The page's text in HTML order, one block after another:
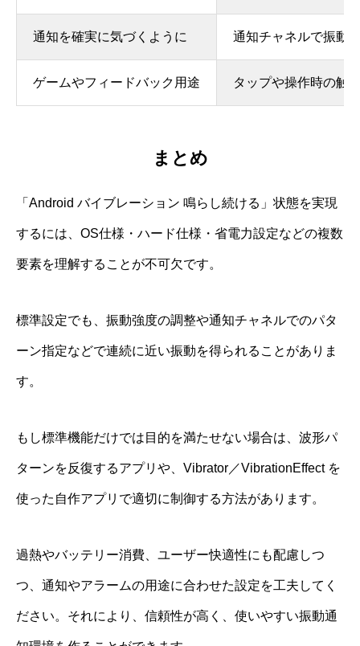
通知を確実に気づくように 通知チャネルで振動
ゲームやフィードバック用途 タップや操作時の触
まとめ
「Android バイブレーション 鳴らし続ける」状態を実現
するには、OS仕様・ハード仕様・省電力設定などの複数
要素を理解することが不可欠です。
標準設定でも、振動強度の調整や通知チャネルでのパタ
ーン指定などで連続に近い振動を得られることがありま
す。
もし標準機能だけでは目的を満たせない場合は、波形パ
ターンを反復するアプリや、Vibrator／VibrationEffect を
使った自作アプリで適切に制御する方法があります。
過熱やバッテリー消費、ユーザー快適性にも配慮しつ
つ、通知やアラームの用途に合わせた設定を工夫してく
ださい。それにより、信頼性が高く、使いやすい振動通